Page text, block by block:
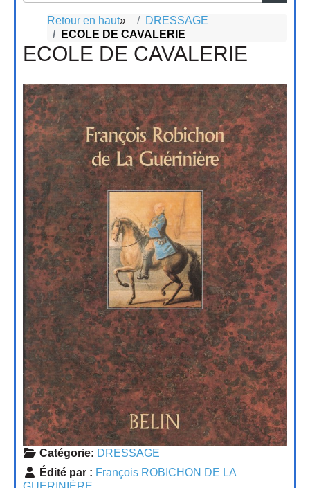
Retour en haut»
DRESSAGE
ECOLE DE CAVALERIE
ECOLE DE CAVALERIE
Catégorie: DRESSAGE
Édité par : François ROBICHON DE LA